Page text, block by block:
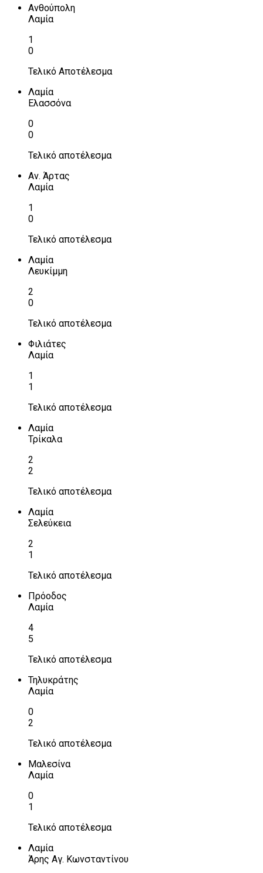
Ανθούπολη
Λαμία
1
0
Τελικό Αποτέλεσμα
Λαμία
Ελασσόνα
0
0
Τελικό αποτέλεσμα
Αν. Άρτας
Λαμία
1
0
Τελικό αποτέλεσμα
Λαμία
Λευκίμμη
2
0
Τελικό αποτέλεσμα
Φιλιάτες
Λαμία
1
1
Τελικό αποτέλεσμα
Λαμία
Τρίκαλα
2
2
Τελικό αποτέλεσμα
Λαμία
Σελεύκεια
2
1
Τελικό αποτέλεσμα
Πρόοδος
Λαμία
4
5
Τελικό αποτέλεσμα
Τηλυκράτης
Λαμία
0
2
Τελικό αποτέλεσμα
Μαλεσίνα
Λαμία
0
1
Τελικό αποτέλεσμα
Λαμία
Άρης Αγ. Κωνσταντίνου